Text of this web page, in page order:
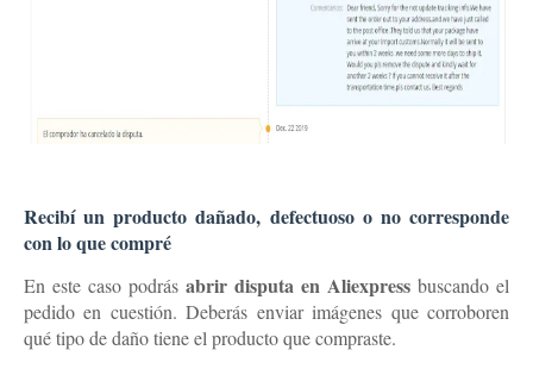
Recibí un producto dañado, defectuoso o no corresponde
con lo que compré
En este caso podrás abrir disputa en Aliexpress buscando el
pedido en cuestión. Deberás enviar imágenes que corroboren
qué tipo de daño tiene el producto que compraste.